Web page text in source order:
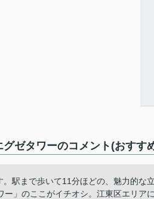
ゼタワーのコメント(おすす
駅まで歩いて11分ほどの、魅力的な
ー」のここがイチオシ。江東区エリ